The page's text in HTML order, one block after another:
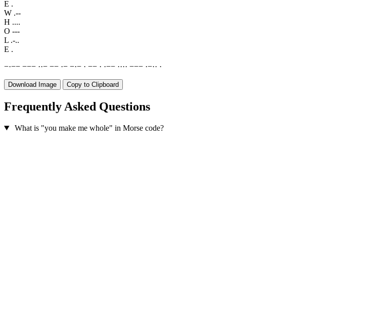
E .
W .--
H ....
O ---
L .-..
E .
−·−− −−− ··− −− ·− −·− · −− · ·−− ···· −−− ·−·· ·
Download Image Copy to Clipboard
Frequently Asked Questions
What is "you make me whole" in Morse code?